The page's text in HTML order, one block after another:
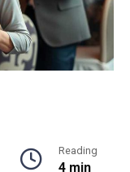
Reading
4 min